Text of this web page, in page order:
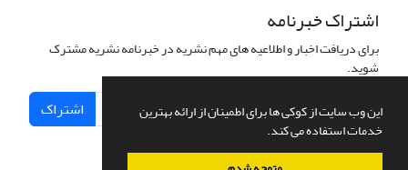
این وب سایت از کوکی ها برای اطمینان از ارائه بهترین
خدمات استفاده می کند.
اشتراک خبرنامه
برای دریافت اخبار و اطلاعیه های مهم نشریه در خبرنامه نشریه مشترک
شوید.
اشتراک